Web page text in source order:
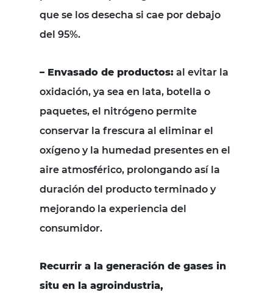
que se los desecha si cae por debajo
del 95%.
– Envasado de productos: al evitar la
oxidación, ya sea en lata, botella o
paquetes, el nitrógeno permite
conservar la frescura al eliminar el
oxígeno y la humedad presentes en el
aire atmosférico, prolongando así la
duración del producto terminado y
mejorando la experiencia del
consumidor.
Recurrir a la generación de gases in
situ en la agroindustria,